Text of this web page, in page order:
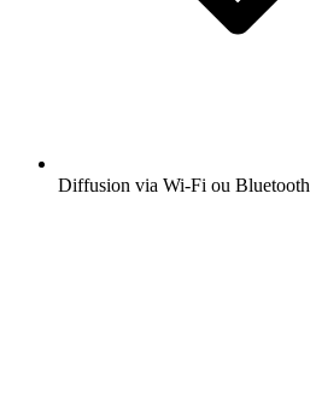
Diffusion via Wi-Fi ou Bluetooth